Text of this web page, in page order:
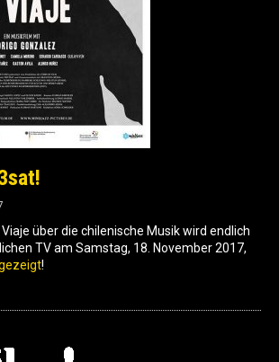
Viaje über die chilenische Musik wird endlich
TV am Samstag, 18. November 2017,
!